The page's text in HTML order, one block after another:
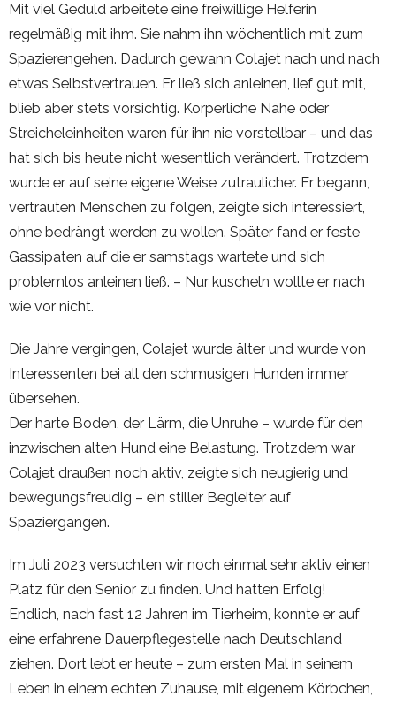
Mit viel Geduld arbeitete eine freiwillige Helferin
regelmäßig mit ihm. Sie nahm ihn wöchentlich mit zum
Spazierengehen. Dadurch gewann Colajet nach und nach
etwas Selbstvertrauen. Er ließ sich anleinen, lief gut mit,
blieb aber stets vorsichtig. Körperliche Nähe oder
Streicheleinheiten waren für ihn nie vorstellbar – und das
hat sich bis heute nicht wesentlich verändert. Trotzdem
wurde er auf seine eigene Weise zutraulicher. Er begann,
vertrauten Menschen zu folgen, zeigte sich interessiert,
ohne bedrängt werden zu wollen. Später fand er feste
Gassipaten auf die er samstags wartete und sich
problemlos anleinen ließ. – Nur kuscheln wollte er nach
wie vor nicht.
Die Jahre vergingen, Colajet wurde älter und wurde von
Interessenten bei all den schmusigen Hunden immer
übersehen.
Der harte Boden, der Lärm, die Unruhe – wurde für den
inzwischen alten Hund eine Belastung. Trotzdem war
Colajet draußen noch aktiv, zeigte sich neugierig und
bewegungsfreudig – ein stiller Begleiter auf
Spaziergängen.
Im Juli 2023 versuchten wir noch einmal sehr aktiv einen
Platz für den Senior zu finden. Und hatten Erfolg!
Endlich, nach fast 12 Jahren im Tierheim, konnte er auf
eine erfahrene Dauerpflegestelle nach Deutschland
ziehen. Dort lebt er heute – zum ersten Mal in seinem
Leben in einem echten Zuhause, mit eigenem Körbchen,